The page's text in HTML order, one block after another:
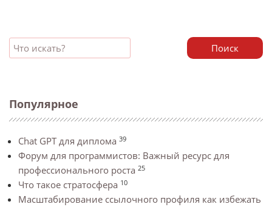
Поиск
Популярное
Chat GPT для диплома 39
Форум для программистов: Важный ресурс для
профессионального роста 25
Что такое стратосфера 10
Масштабирование ссылочного профиля как избежать